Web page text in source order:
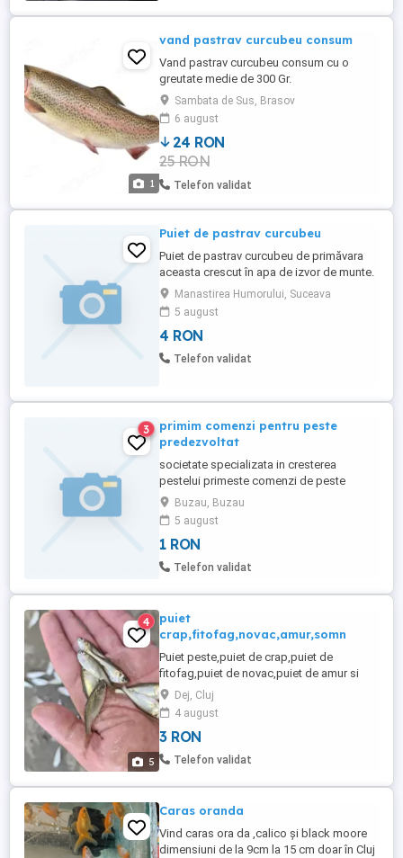
1
vand pastrav curcubeu consum
Vand pastrav curcubeu consum cu o
greutate medie de 300 Gr.
Sambata de Sus, Brasov
6 august
24 RON
25 RON
Telefon validat
Puiet de pastrav curcubeu
Puiet de pastrav curcubeu de primăvara
aceasta crescut în apa de izvor de munte.
Pret 1 leu buc.
Manastirea Humorului, Suceava
5 august
4 RON
Telefon validat
3
primim comenzi pentru peste
predezvoltat
societate specializata in cresterea
pestelui primeste comenzi de peste
predezvoltat la crap.
Buzau, Buzau
5 august
1 RON
Telefon validat
5
4
puiet
crap,fitofag,novac,amur,somn
Puiet peste,puiet de crap,puiet de
fitofag,puiet de novac,puiet de amur si
puiet de lin,puiet de amur pentru populare
cu dimensiunea intre 5-13 cm crapul
fitofag novac lin amur,pestele se
ambaleaza in saci cu oxigen cu puritate
oxigen 99% si se asigura supravietuirea
Dej, Cluj
4 august
3 RON
Telefon validat
Caras oranda
Vind caras ora da ,calico și black moore
dimensiuni de la 9cm la 15 cm doar în Cluj